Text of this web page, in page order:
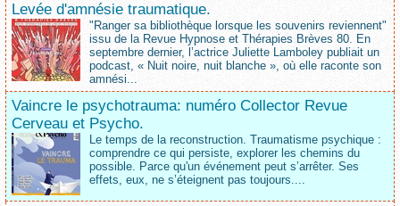
Levée d'amnésie traumatique.
"Ranger sa bibliothèque lorsque les souvenirs reviennent"
issu de la Revue Hypnose et Thérapies Brèves 80. En
septembre dernier, l’actrice Juliette Lamboley publiait un
podcast, « Nuit noire, nuit blanche », où elle raconte son
amnési...
Vaincre le psychotrauma: numéro Collector Revue
Cerveau et Psycho.
Le temps de la reconstruction. Traumatisme psychique :
comprendre ce qui persiste, explorer les chemins du
possible. Parce qu'un événement peut s’arrêter. Ses
effets, eux, ne s’éteignent pas toujours....